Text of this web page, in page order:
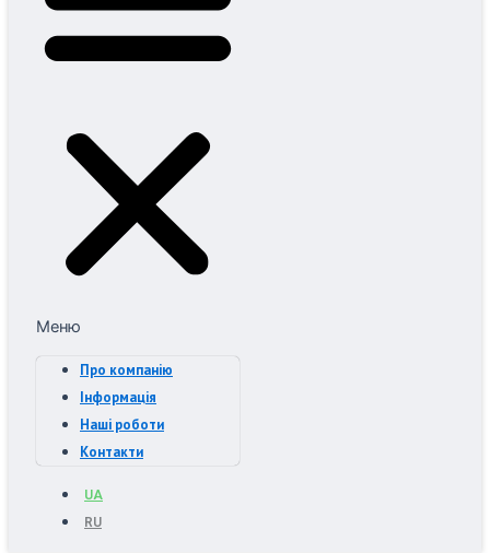
Меню
Про компанію
Інформація
Наші роботи
Контакти
UA
RU